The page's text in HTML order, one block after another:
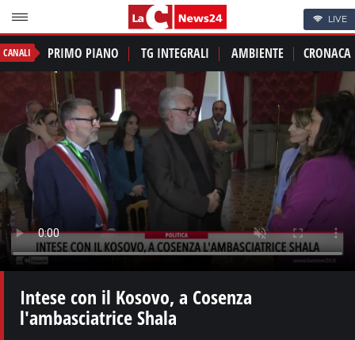
LIVE
CANALI PRIMO PIANO TG INTEGRALI AMBIENTE CRONACA
Intese con il Kosovo, a Cosenza
l'ambasciatrice Shala